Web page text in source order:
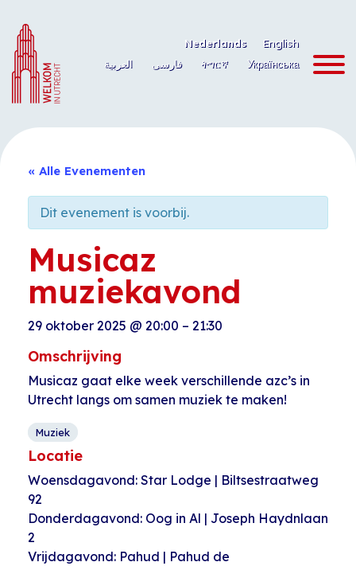
naar
de
inhoud
Nederlands
English
العربية
فارسی ትግርኛ Українська
« Alle Evenementen
Dit evenement is voorbij.
Musicaz
muziekavond
29 oktober 2025 @ 20:00 – 21:30
Omschrijving
Musicaz gaat elke week verschillende azc’s in
Utrecht langs om samen muziek te maken!
Muziek
Locatie
Woensdagavond: Star Lodge | Biltsestraatweg
92
Donderdagavond: Oog in Al | Joseph Haydnlaan
2
Vrijdagavond: Pahud | Pahud de